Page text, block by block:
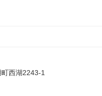
西湖2243-1